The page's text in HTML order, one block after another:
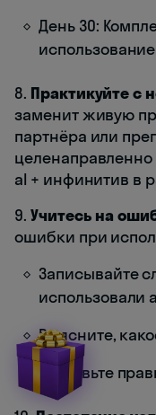
День 30:
использование
8. Практикуйте с
заменит живую
партнёра или
целенаправленно
al + инфинитив в
9. Учитесь на
ошибки при
Записывайте
использовали
Выясните,
Составьте